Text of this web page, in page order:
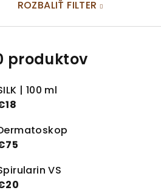
ROZBALIŤ FILTER
produktov
| 100 ml
VS